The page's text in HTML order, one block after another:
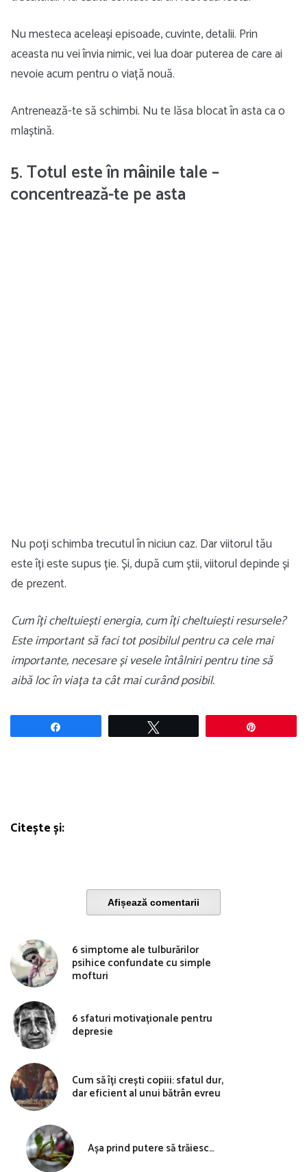
Nu mesteca aceleași episoade, cuvinte, detalii. Prin
aceasta nu vei învia nimic, vei lua doar puterea de care ai
nevoie acum pentru o viață nouă.
Antrenează-te să schimbi. Nu te lăsa blocat în asta ca o
mlaștină.
5. Totul este în mâinile tale –
concentrează-te pe asta
Nu poți schimba trecutul în niciun caz. Dar viitorul tău
este îți este supus ție. Și, după cum știi, viitorul depinde și
de prezent.
Cum îți cheltuiești energia, cum îți cheltuiești resursele?
Este important să faci tot posibilul pentru ca cele mai
importante, necesare și vesele întâlniri pentru tine să
aibă loc în viața ta cât mai curând posibil.
Citește și:
Afișează comentarii
6 simptome ale tulburărilor
psihice confundate cu simple
mofturi
6 sfaturi motivaționale pentru
depresie
Cum să îți crești copiii: sfatul dur,
dar eficient al unui bătrân evreu
Așa prind putere să trăiesc…